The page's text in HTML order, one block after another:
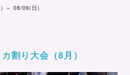
～ 08/09(日)
割り大会（8月）